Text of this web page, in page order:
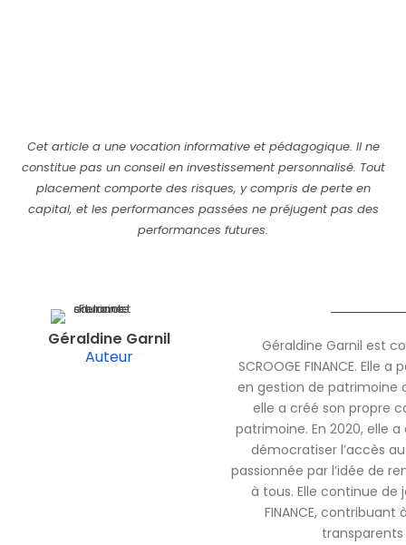
Cet article a une vocation informative et pédagogique. Il ne
constitue pas un conseil en investissement personnalisé. Tout
placement comporte des risques, y compris de perte en
capital, et les performances passées ne préjugent pas des
performances futures.
Géraldine Garnil
Auteur
Géraldine Garnil est
SCROOGE FINANCE. Elle
en gestion de patrimoine
elle a créé son propre
patrimoine. En 2020, elle a
démocratiser l’accès
passionnée par l’idée de
à tous. Elle continue de
FINANCE,